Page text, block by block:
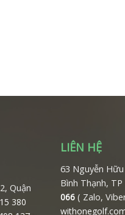
Quận
380
LIÊN HỆ
63 Nguyễn
Bình Thạnh, TP
066( Zalo,